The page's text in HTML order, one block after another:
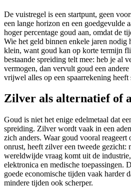
De vuistregel is een startpunt, geen
een lange horizon en een goedgevulde
hoger percentage goud aan, omdat de
Wie het geld binnen enkele jaren nodig
klein, want goud kan op korte termijn
bestaande spreiding telt mee: heb je al
vermogen, dan vervult goud een
vrijwel alles op een spaarrekening heeft
Zilver als alternatief of
Goud is niet het enige edelmetaal dat
spreiding. Zilver wordt vaak in een
zich anders. Waar goud vooral reageert
onrust, heeft zilver een tweede gezicht:
wereldwijde vraag komt uit de
elektronica en medische toepassingen.
goede economische tijden vaak harder
mindere tijden ook scherper.